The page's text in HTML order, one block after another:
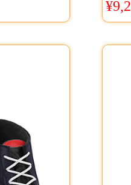
通販 送
シ